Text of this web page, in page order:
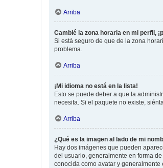
Arriba
Cambié la zona horaria en mi perfil,
Si está seguro de que de la zona
problema.
Arriba
¡Mi idioma no está en la lista!
Esto se puede deber a que la
necesita. Si el paquete no existe,
Arriba
¿Qué es la imagen al lado de mi
Hay dos imágenes que pueden
del usuario, generalmente en forma
conocida como avatar y